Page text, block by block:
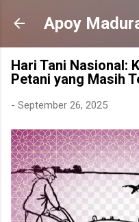
Langsung
Apoy
Hari Tani Nasional:
Petani yang Masih
- September 26, 2025